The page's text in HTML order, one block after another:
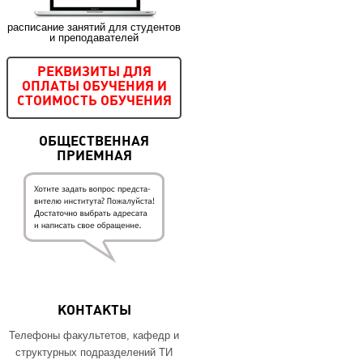
расписание занятий для студентов
и преподавателей
РЕКВИЗИТЫ ДЛЯ
ОПЛАТЫ ОБУЧЕНИЯ И
СТОИМОСТЬ ОБУЧЕНИЯ
ОБЩЕСТВЕННАЯ
ПРИЕМНАЯ
КОНТАКТЫ
Телефоны факультетов, кафедр и
структурных подразделений ТИ